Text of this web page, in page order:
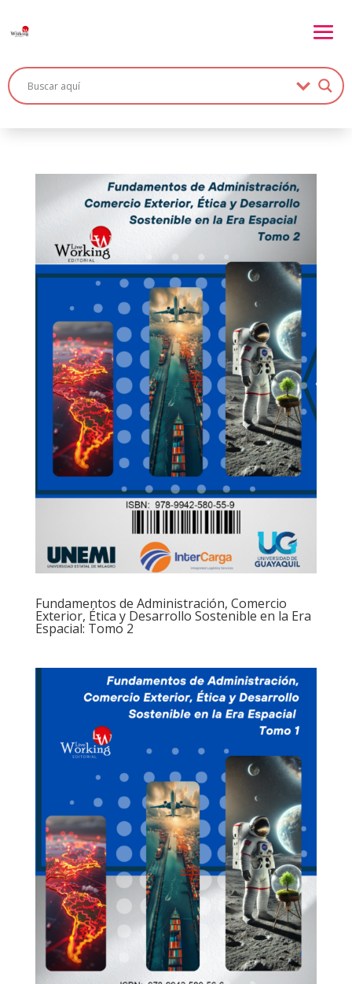
Fundamentos de Administración, Comercio
Exterior, Ética y Desarrollo Sostenible en la Era
Espacial: Tomo 2